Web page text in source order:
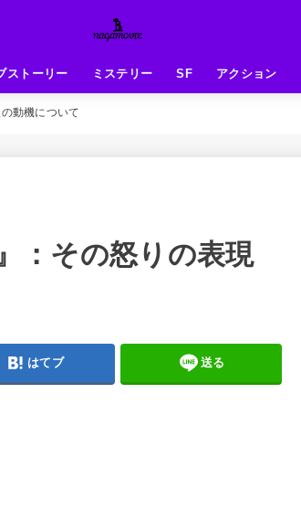
ストーリー ミステリー SF アクション
動機について
：その怒りの表現
はてブ 送る